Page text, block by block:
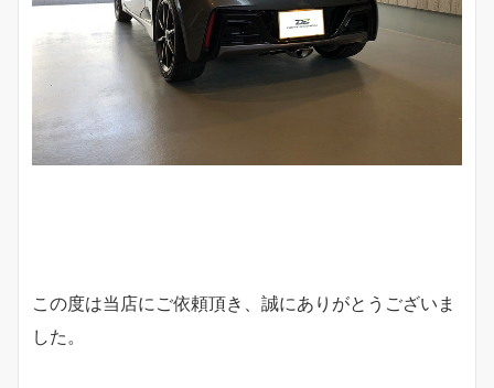
この度は当店にご依頼頂き、誠にありがとうございま
した。